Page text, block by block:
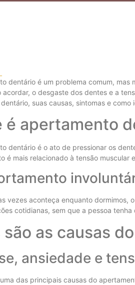
dentário é um problema comum,
acordar, o desgaste dos dentes e a
suas causas, sintomas e
é apertamento
dentário é o ato de pressionar os
é mais relacionado à tensão
vezes aconteça enquanto
cotidianas, sem que a pessoa
são as causas
ansiedade e
das principais causas do